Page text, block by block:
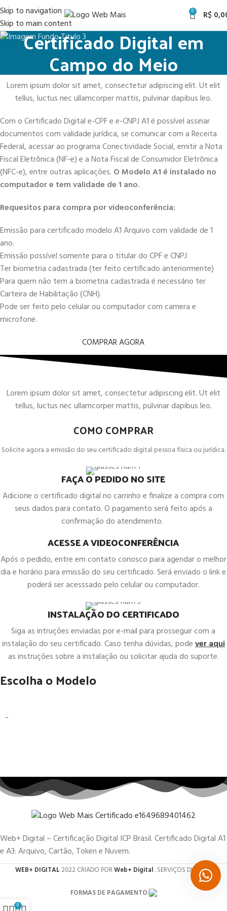
Skip to navigation
Skip to main content
0 R$
Certificado Digital em
Campo do Meio
Lorem ipsum dolor sit amet, consectetur adipiscing elit. Ut elit
tellus, luctus nec ullamcorper mattis, pulvinar dapibus leo.
Com o Certificado Digital e-CPF e e-CNPJ A1 é possível assinar
documentos com validade jurídica, se comunicar com a Receita
Federal, acessar ao programa Conectividade Social, emitir a Nota
Fiscal Eletrônica (NF-e) e a Nota Fiscal de Consumidor Eletrônica
(NFC-e), entre outras aplicações. O Modelo A1 é instalado no
computador e tem validade de 1 ano.
Requesitos para compra por videoconferência:
Emissão para certificado modelo A1 Arquivo com validade de 1
ano.
Emissão possível somente para o titular do CPF e CNPJ
Ter biometria cadastrada (ter feito certificado anteriormente)
Para quem não tem a biometria cadastrada é necessário ter
Carteira de Habilitação (CNH).
Pode ser feito pelo celular ou computador com camera e
microfone.
COMPRAR AGORA
Lorem ipsum dolor sit amet, consectetur adipiscing elit. Ut elit
tellus, luctus nec ullamcorper mattis, pulvinar dapibus leo.
COMO COMPRAR
Solicite agora a emissão do seu certificado digital pessoa física ou jurídica.
FAÇA O PEDIDO NO SITE
Adicione o certificado digital no carrinho e finalize a compra com
seus dados para contato. O pagamento será feito após a
confirmação do atendimento.
ACESSE A VIDEOCONFERÊNCIA
Após o pedido, entre em contato conosco para agendar o melhor
dia e horário para emissão do seu certificado. Será enviado o link e
poderá ser acesssado pelo celular ou computador.
INSTALAÇÃO DO CERTIFICADO
Siga as intruções enviadas por e-mail para prosseguir com a
instalação do seu certificado. Caso tenha dúvidas, podever aqui
as instruções sobre a instalação ou solicitar ajuda do suporte.
Escolha o Modelo
Web+ Digital – Certificação Digital ICP Brasil. Certificado Digital A1
e A3: Arquivo, Cartão, Token e Nuvem.
WEB+ DIGITAL 2022 CRIADO PORWeb+ Digital. SERVIÇOS DIGITAIS.
FORMAS DE PAGAMENTO:
0